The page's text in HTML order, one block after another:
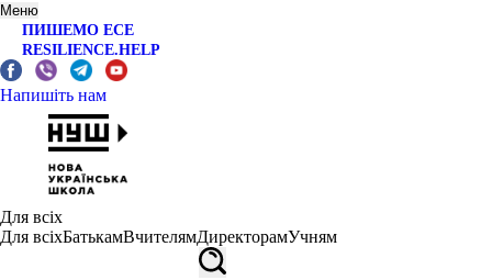
Меню
ПИШЕМО ЕСЕ
RESILIENCE.HELP
Напишіть нам
Для всіх
Для всіхБатькамВчителямДиректорамУчням